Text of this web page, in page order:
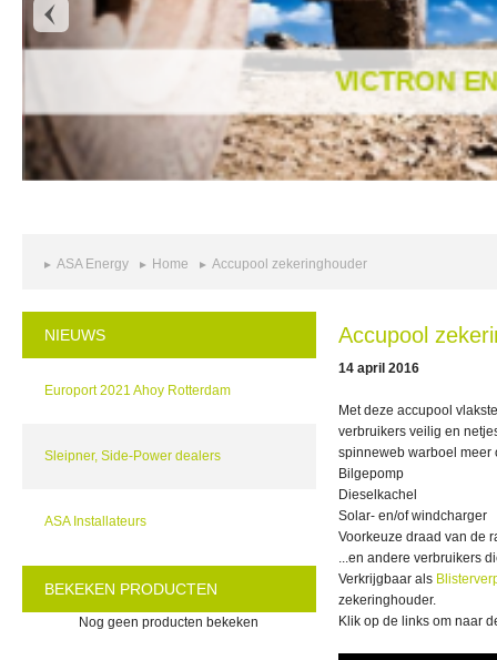
VICTRON
ASA Energy Home Accupool zekeringhouder
NIEUWS
Europort 2021 Ahoy Rotterdam
Sleipner, Side-Power dealers
ASA Installateurs
BEKEKEN PRODUCTEN
Nog geen producten bekeken
Accupool
14 april 2016
Met deze accupool
verbruikers veilig en
spinneweb warboel meer
Bilgepomp
Dieselkachel
Solar- en/of windcharger
Voorkeuze draad van de
...en andere verbruikers
Verkrijgbaar als
zekeringhouder.
Klik op de links om naar